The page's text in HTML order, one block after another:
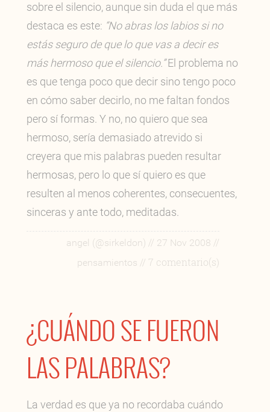
sobre el silencio, aunque sin duda el que más
destaca es este: “No abras los labios si no
estás seguro de que lo que vas a decir es
más hermoso que el silencio.”El problema no
es que tenga poco que decir sino tengo poco
en cómo saber decirlo, no me faltan fondos
pero sí formas. Y no, no quiero que sea
hermoso, sería demasiado atrevido si
creyera que mis palabras pueden resultar
hermosas, pero lo que sí quiero es que
resulten al menos coherentes, consecuentes,
sinceras y ante todo, meditadas.
angel (@sirkeldon) // 27 Nov 2008 //
pensamientos // 7 comentario(s)
¿CUÁNDO SE FUERON
LAS PALABRAS?
La verdad es que ya no recordaba cuándo